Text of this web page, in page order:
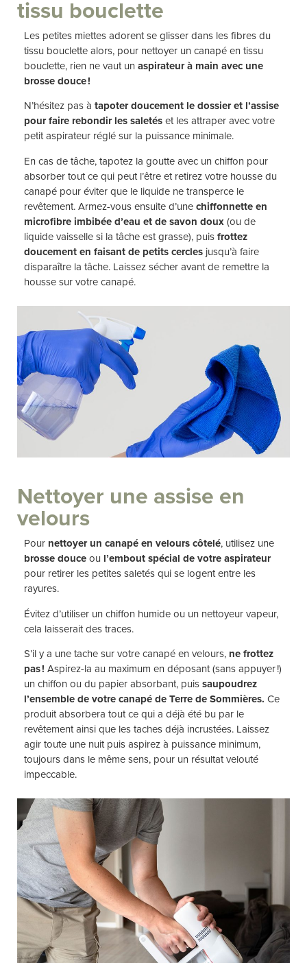
tissu bouclette
Les petites miettes adorent se glisser dans les fibres du
tissu bouclette alors, pour nettoyer un canapé en tissu
bouclette, rien ne vaut unaspirateur à main avec une
brosse douce !
N’hésitez pas à tapoter doucement le dossier et l’assise
pour faire rebondir les saletéset les attraper avec votre
petit aspirateur réglé sur la puissance minimale.
En cas de tâche, tapotez la goutte avec un chiffon pour
absorber tout ce qui peut l’être et retirez votre housse du
canapé pour éviter que le liquide ne transperce le
revêtement. Armez-vous ensuite d’unechiffonnette en
microfibre imbibée d’eau et de savon doux(ou de
liquide vaisselle si la tâche est grasse), puisfrottez
doucement en faisant de petits cercles jusqu’à faire
disparaître la tâche. Laissez sécher avant de remettre la
housse sur votre canapé.
Nettoyer une assise en
velours
Pour nettoyer un canapé en velours côtelé, utilisez une
brosse douceou l’embout spécial de votre aspirateur
pour retirer les petites saletés qui se logent entre les
rayures.
Évitez d’utiliser un chiffon humide ou un nettoyeur vapeur,
cela laisserait des traces.
S’il y a une tache sur votre canapé en velours, ne frottez
pas ! Aspirez-la au maximum en déposant (sans appuyer !)
un chiffon ou du papier absorbant, puissaupoudrez
l’ensemble de votre canapé de Terre de Sommières. Ce
produit absorbera tout ce qui a déjà été bu par le
revêtement ainsi que les taches déjà incrustées. Laissez
agir toute une nuit puis aspirez à puissance minimum,
toujours dans le même sens, pour un résultat velouté
impeccable.